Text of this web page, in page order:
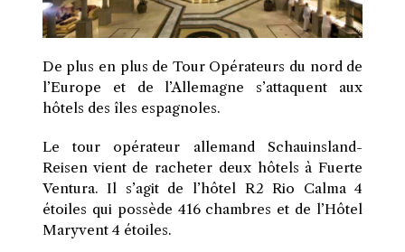
De plus en plus de Tour Opérateurs du nord de
l’Europe et de l’Allemagne s’attaquent aux
hôtels des îles espagnoles.
Le tour opérateur allemand Schauinsland-
Reisen vient de racheter deux hôtels à Fuerte
Ventura. Il s’agit de l’hôtel R2 Rio Calma 4
étoiles qui possède 416 chambres et de l’Hôtel
Maryvent 4 étoiles.